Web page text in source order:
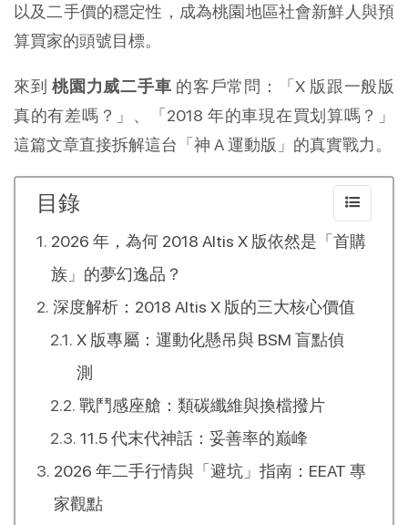
以及二手價的穩定性，成為桃園地區社會新鮮人與預
算買家的頭號目標。
來到 桃園力威二手車 的客戶常問：「X 版跟一般版
真的有差嗎？」、「2018 年的車現在買划算嗎？」
這篇文章直接拆解這台「神 A 運動版」的真實戰力。
目錄
2026 年，為何 2018 Altis X 版依然是「首購
族」的夢幻逸品？
深度解析：2018 Altis X 版的三大核心價值
X 版專屬：運動化懸吊與 BSM 盲點偵
測
戰鬥感座艙：類碳纖維與換檔撥片
11.5 代末代神話：妥善率的巅峰
2026 年二手行情與「避坑」指南：EEAT 專
家觀點